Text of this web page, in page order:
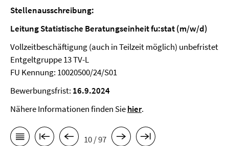
Stellenausschreibung:
Leitung Statistische Beratungseinheit fu:stat (m/w/d)
Vollzeitbeschäftigung (auch in Teilzeit möglich) unbefristet
Entgeltgruppe 13 TV-L
FU Kennung: 10020500/24/S01
Bewerbungsfrist: 16.9.2024
Nähere Informationen finden Siehier.
10 / 97